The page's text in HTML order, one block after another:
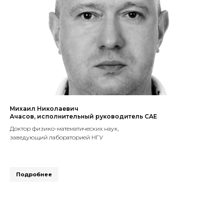
Михаил Николаевич
Ачасов, исполнительный руководитель САЕ
Доктор физико-математических наук,
заведующий лабораторией НГУ
Подробнее